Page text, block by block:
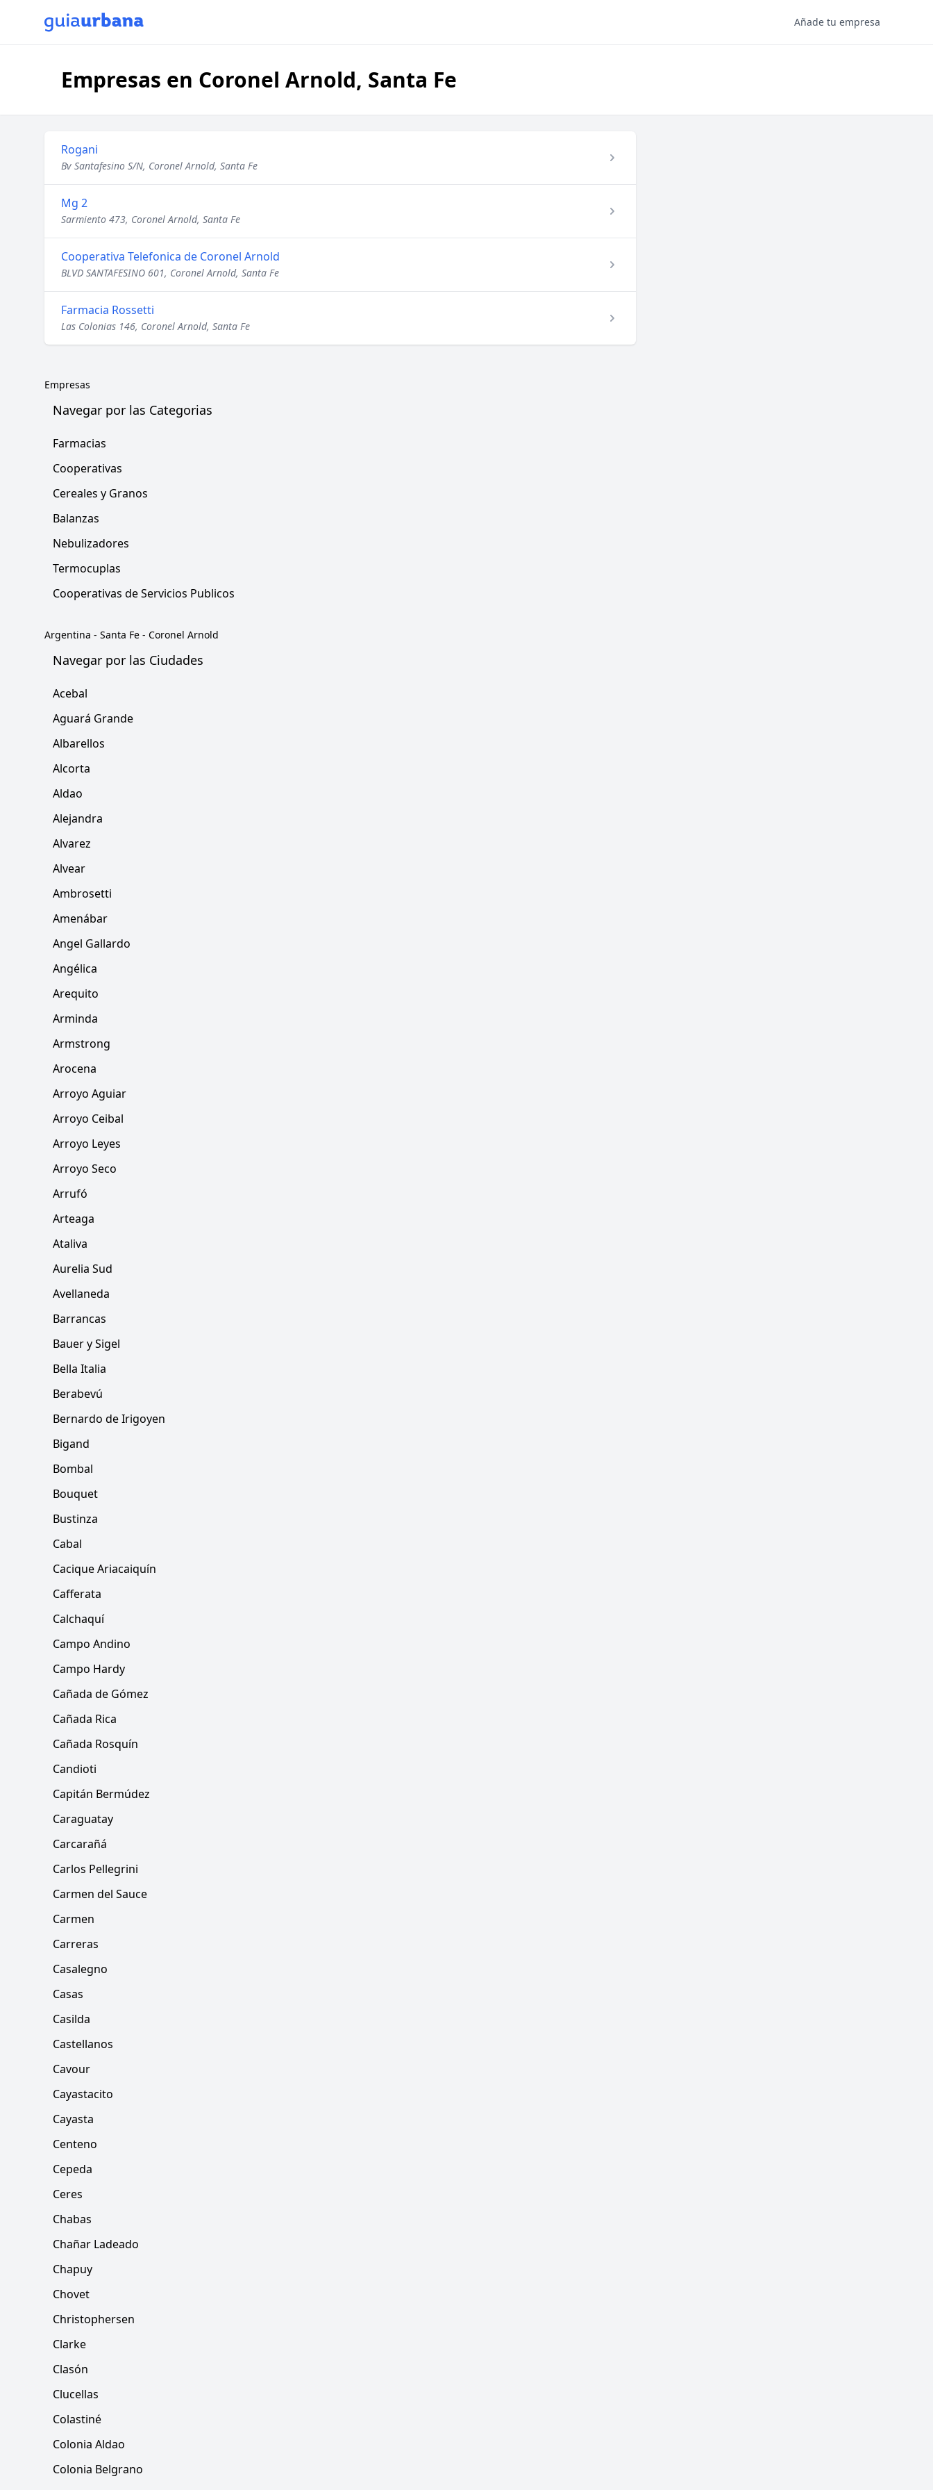
Añade tu empresa
Empresas en Coronel Arnold, Santa Fe
Rogani
Bv Santafesino S/N, Coronel Arnold, Santa Fe
Mg 2
Sarmiento 473, Coronel Arnold, Santa Fe
Cooperativa Telefonica de Coronel Arnold
BLVD SANTAFESINO 601, Coronel Arnold, Santa Fe
Farmacia Rossetti
Las Colonias 146, Coronel Arnold, Santa Fe
Empresas
Navegar por las Categorias
Farmacias
Cooperativas
Cereales y Granos
Balanzas
Nebulizadores
Termocuplas
Cooperativas de Servicios Publicos
Argentina - Santa Fe - Coronel Arnold
Navegar por las Ciudades
Acebal
Aguará Grande
Albarellos
Alcorta
Aldao
Alejandra
Alvarez
Alvear
Ambrosetti
Amenábar
Angel Gallardo
Angélica
Arequito
Arminda
Armstrong
Arocena
Arroyo Aguiar
Arroyo Ceibal
Arroyo Leyes
Arroyo Seco
Arrufó
Arteaga
Ataliva
Aurelia Sud
Avellaneda
Barrancas
Bauer y Sigel
Bella Italia
Berabevú
Bernardo de Irigoyen
Bigand
Bombal
Bouquet
Bustinza
Cabal
Cacique Ariacaiquín
Cafferata
Calchaquí
Campo Andino
Campo Hardy
Cañada de Gómez
Cañada Rica
Cañada Rosquín
Candioti
Capitán Bermúdez
Caraguatay
Carcarañá
Carlos Pellegrini
Carmen del Sauce
Carmen
Carreras
Casalegno
Casas
Casilda
Castellanos
Cavour
Cayastacito
Cayasta
Centeno
Cepeda
Ceres
Chabas
Chañar Ladeado
Chapuy
Chovet
Christophersen
Clarke
Clasón
Clucellas
Colastiné
Colonia Aldao
Colonia Belgrano